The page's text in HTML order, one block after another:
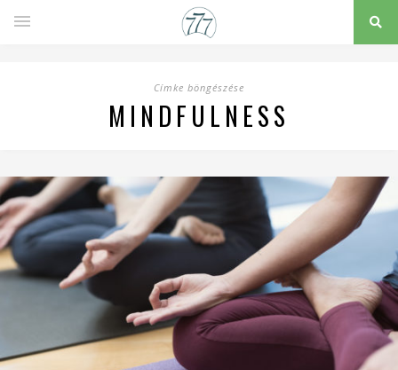
Címke böngészése
MINDFULNESS